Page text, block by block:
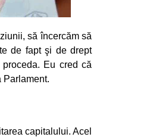
să încercăm să
de fapt şi de drept
Eu cred că
Parlament.
capitalului. Acel